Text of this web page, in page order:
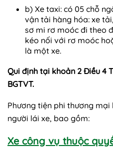
b) Xe taxi: có 05 chỗ
vận tải hàng hóa: xe
sơ mi rơ moóc đi theo
kéo nối với rơ moóc
là một xe.
Qui định tại khoản 2 Điều 4
BGTVT.
Phương tiện phi thương
người lái xe, bao gồm:
Xe công vụ thuộc